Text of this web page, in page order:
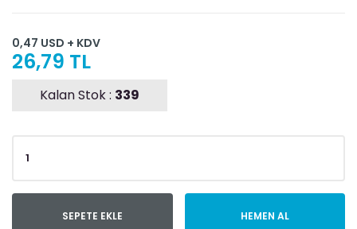
0,47 USD + KDV
26,79 TL
Kalan Stok : 339
SEPETE EKLE HEMEN AL